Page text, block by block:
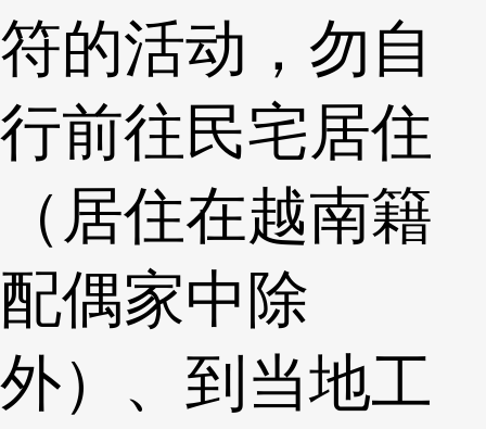
符的活动，勿自
行前往民宅居住
（居住在越南籍
配偶家中除
外）、到当地工